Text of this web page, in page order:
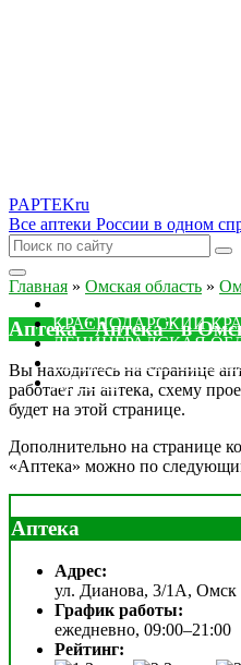
PAPTEKru
Все аптеки России в одном
КРАСНОДАРСКИЙ
ЛЕНИНГРАДСКАЯ
ДРУГИЕ
Главная » Омская область »
Аптека "Аптека" в
Вы находитесь на странице
работает ли аптека, схему
будет на этой странице.
Дополнительно на странице
«Аптека» можно по
Аптека
Адрес:
ул. Дианова, 3/1А, Омск
График работы:
ежедневно, 09:00–21:00
Рейтинг: